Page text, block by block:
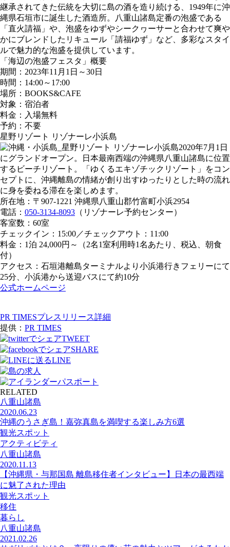
継承されてきた伝統を大切に島の酒を造り続ける、1949年に沖
縄県石垣市に誕生した酒造所。八重山諸島定番の泡盛である
「直火請福」や、泡盛をゆずやシークヮーサーと合わせて爽や
かにブレンドしたリキュール「請福ゆず」など、多彩なスタイ
ルで魅力的な泡盛を提供しています。
「海辺の泡盛フェスタ」概要
期間：2023年11月1日～30日
時間：14:00～17:00
場所：BOOKS&CAFE
対象：宿泊者
料金：入場無料
予約：不要
星野リゾート リゾナーレ小浜島
2020年7月1日
にグランドオープン。日本最南西端の沖縄県八重山諸島に位置
するビーチリゾート。「ゆくるエキゾチックリゾート」をコン
セプトに、沖縄離島の情緒が創り出すゆったりとした時の流れ
に身を委ねる滞在を楽しめます。
所在地：〒907-1221 沖縄県八重山郡竹富町小浜2954
電話： 050-3134-8093 （リゾナーレ予約センター）
客室数：60室
チェックイン：15:00／チェックアウト：11:00
料金：1泊 24,000円～（2名1室利用時1名あたり、税込、朝食
付）
アクセス：石垣港離島ターミナルより小浜港行きフェリーにて
25分、小浜港から送迎バスにて約10分
公式ホームページ
PR TIMESプレスリリース詳細
提供： PR TIMES
TWEET
SHARE
LINE
RELATED
八重山諸島
2020.06.23
沖縄のうさぎ島！嘉弥真島を満喫する楽しみ方6選
観光スポット
アクティビティ
八重山諸島
2020.11.13
【沖縄県・与那国島 離島移住者インタビュー】日本の最西端
に魅了された理由
観光スポット
移住
暮らし
八重山諸島
2021.02.26